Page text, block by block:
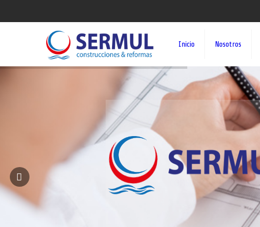
Inicio Nosotros